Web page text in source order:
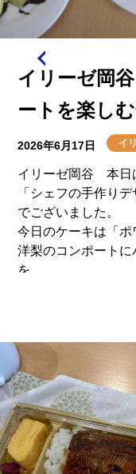
イリーゼ岡
ートを楽し
2026年6月17日 イ
イリーゼ岡谷 本日
「シェフの手作り
でございました。
今日のケーキは「ポ
洋梨のコンポート
を
合わせたもののこ
かなりボリューム
皆様残すことなくペ
うちのシェフの腕は